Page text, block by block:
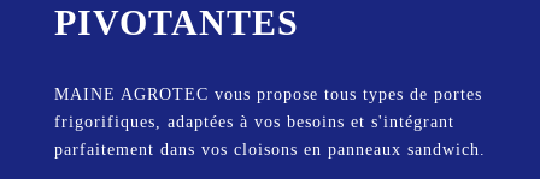
PIVOTANTES
MAINE AGROTEC vous propose tous types de portes
frigorifiques, adaptées à vos besoins et s'intégrant
parfaitement dans vos cloisons en panneaux sandwich.